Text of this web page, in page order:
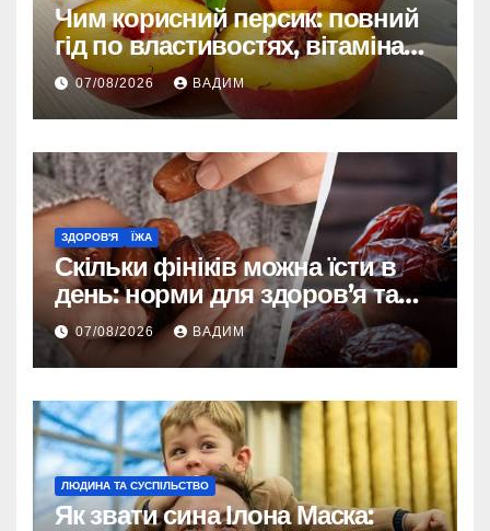
Чим корисний персик: повний
гід по властивостях, вітамінах і
впливі на організм
07/08/2026 ВАДИМ
ЗДОРОВ'Я ЇЖА
Скільки фініків можна їсти в
день: норми для здоров’я та
енергії
07/08/2026 ВАДИМ
ЛЮДИНА ТА СУСПІЛЬСТВО
Як звати сина Ілона Маска: